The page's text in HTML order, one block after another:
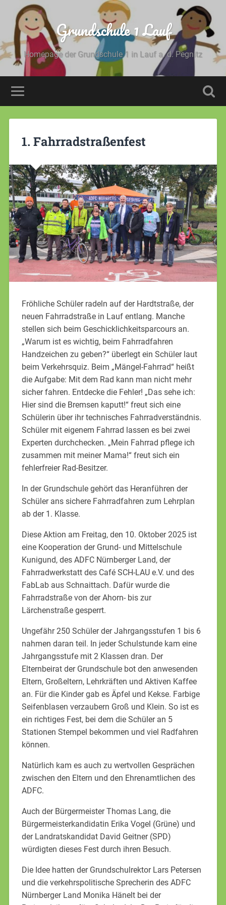
Grundschule 1 Lauf
Homepage der Grundschule 1 in Lauf a. d. Pegnitz
1. Fahrradstraßenfest
Fröhliche Schüler radeln auf der Hardtstraße, der
neuen Fahrradstraße in Lauf entlang. Manche
stellen sich beim Geschicklichkeitsparcours an.
„Warum ist es wichtig, beim Fahrradfahren
Handzeichen zu geben?“ überlegt ein Schüler laut
beim Verkehrsquiz. Beim „Mängel-Fahrrad“ heißt
die Aufgabe: Mit dem Rad kann man nicht mehr
sicher fahren. Entdecke die Fehler! „Das sehe ich:
Hier sind die Bremsen kaputt!“ freut sich eine
Schülerin über ihr technisches Fahrradverständnis.
Schüler mit eigenem Fahrrad lassen es bei zwei
Experten durchchecken. „Mein Fahrrad pflege ich
zusammen mit meiner Mama!“ freut sich ein
fehlerfreier Rad-Besitzer.
In der Grundschule gehört das Heranführen der
Schüler ans sichere Fahrradfahren zum Lehrplan
ab der 1. Klasse.
Diese Aktion am Freitag, den 10. Oktober 2025 ist
eine Kooperation der Grund- und Mittelschule
Kunigund, des ADFC Nürnberger Land, der
Fahrradwerkstatt des Café SCH-LAU e.V. und des
FabLab aus Schnaittach. Dafür wurde die
Fahrradstraße von der Ahorn- bis zur
Lärchenstraße gesperrt.
Ungefähr 250 Schüler der Jahrgangsstufen 1 bis 6
nahmen daran teil. In jeder Schulstunde kam eine
Jahrgangsstufe mit 2 Klassen dran. Der
Elternbeirat der Grundschule bot den anwesenden
Eltern, Großeltern, Lehrkräften und Aktiven Kaffee
an. Für die Kinder gab es Äpfel und Kekse. Farbige
Seifenblasen verzaubern Groß und Klein. So ist es
ein richtiges Fest, bei dem die Schüler an 5
Stationen Stempel bekommen und viel Radfahren
können.
Natürlich kam es auch zu wertvollen Gesprächen
zwischen den Eltern und den Ehrenamtlichen des
ADFC.
Auch der Bürgermeister Thomas Lang, die
Bürgermeisterkandidatin Erika Vogel (Grüne) und
der Landratskandidat David Geitner (SPD)
würdigten dieses Fest durch ihren Besuch.
Die Idee hatten der Grundschulrektor Lars Petersen
und die verkehrspolitische Sprecherin des ADFC
Nürnberger Land Monika Hänelt bei der